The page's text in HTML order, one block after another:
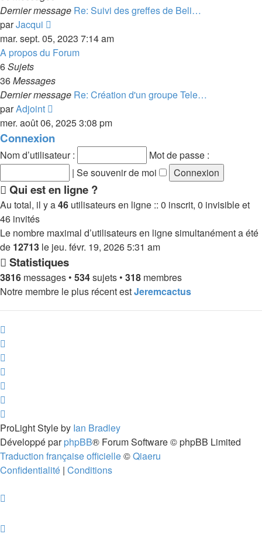
Dernier message Re: Suivi des greffes de Beli…
parJacqui
le
dernier
mar. sept. 05, 2023 7:14 am
A propos du Forum
6Sujets
36Messages
Dernier message Re: Création d'un groupe Tele…
parAdjoint
le
dernier
message
mer. août 06, 2025 3:08 pm
Connexion
Nom d’utilisateur :
Mot de passe :
| Se souvenir de moi
Qui est en ligne ?
Au total, il y a46 utilisateurs en ligne :: 0 inscrit, 0 invisible et
46 invités
Le nombre maximal d’utilisateurs en ligne simultanément a été
de 12713 le jeu. févr. 19, 2026 5:31 am
Statistiques
3816 messages • 534sujets • 318 membres
Notre membre le plus récent estJeremcactus
ProLight Style by Ian Bradley
Développé parphpBB® Forum Software © phpBB Limited
Traduction française officielle©Qiaeru
Confidentialité | Conditions